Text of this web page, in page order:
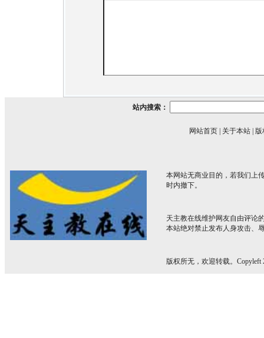
站内搜索：
网站首页 关于本站 版
本网站无商业目的，若我们上
时内撤下。
天主教在线维护网友自由评论
本站绝对禁止发布人身攻击、
版权所无，欢迎转载。